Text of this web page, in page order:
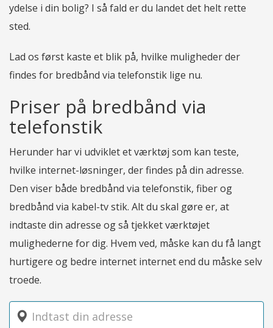
ydelse i din bolig? I så fald er du landet det helt rette
sted.
Lad os først kaste et blik på, hvilke muligheder der
findes for bredbånd via telefonstik lige nu.
Priser på bredbånd via
telefonstik
Herunder har vi udviklet et værktøj som kan teste,
hvilke internet-løsninger, der findes på din adresse.
Den viser både bredbånd via telefonstik, fiber og
bredbånd via kabel-tv stik. Alt du skal gøre er, at
indtaste din adresse og så tjekket værktøjet
mulighederne for dig. Hvem ved, måske kan du få langt
hurtigere og bedre internet internet end du måske selv
troede.